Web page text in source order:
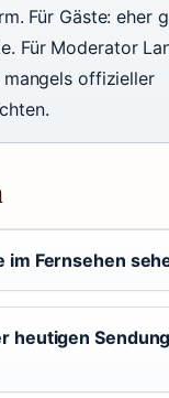
Für Gäste: eher
Für Moderator
offizieller
im Fernsehen
heutigen